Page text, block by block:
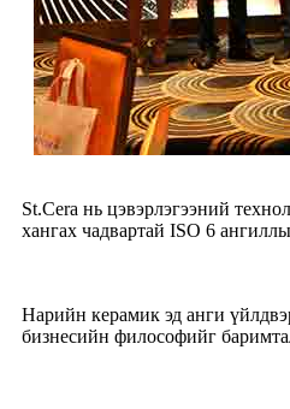
St.Cera нь цэвэрлэгээний
хангах чадвартай ISO 6
Нарийн керамик эд анги
бизнесийн философийг